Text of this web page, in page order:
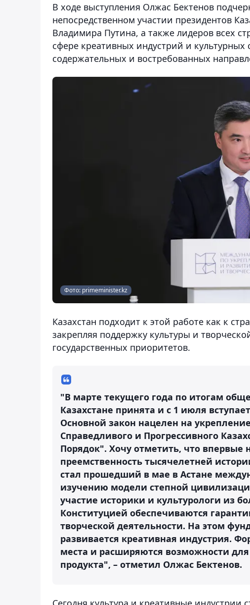
В ходе выступления Олжас Бектенов
непосредственном участии президентов
Владимира Путина, а также лидеров всех
сфере креативных индустрий и культурных
содержательных и востребованных
Фото: primeminister.kz
Казахстан подходит к этой работе как к
закрепляя поддержку культуры и
государственных приоритетов.
"В марте текущего года по итогам
Казахстане принята и с 1 июля
Основной закон нацелен на
Справедливого и Прогрессивного
Порядок". Хочу отметить, что впервые
преемственность тысячелетней
стал прошедший в мае в Астане
изучению модели степной
участие историки и культурологи из
Конституцией обеспечиваются
творческой деятельности. На этом
развивается креативная индустрия.
места и расширяются возможности
продукта", – отметил Олжас Бектенов.